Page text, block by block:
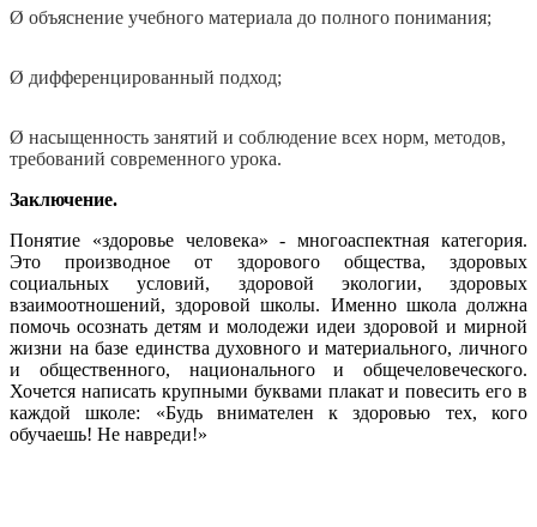
Ø объяснение учебного материала до полного понимания;
Ø дифференцированный подход;
Ø насыщенность занятий и соблюдение всех норм, методов,
требований современного урока.
Заключение.
Понятие «здоровье человека» - многоаспектная категория.
Это производное от здорового общества, здоровых
социальных условий, здоровой экологии, здоровых
взаимоотношений, здоровой школы. Именно школа должна
помочь осознать детям и молодежи идеи здоровой и мирной
жизни на базе единства духовного и материального, личного
и общественного, национального и общечеловеческого.
Хочется написать крупными буквами плакат и повесить его в
каждой школе: «Будь внимателен к здоровью тех, кого
обучаешь! Не навреди!»